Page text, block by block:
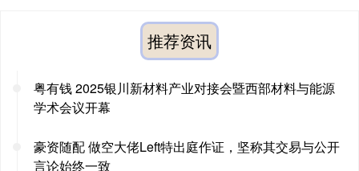
推荐资讯
粤有钱 2025银川新材料产业对接会暨西部材料与能源
学术会议开幕
豪资随配 做空大佬Left特出庭作证，坚称其交易与公开
言论始终一致